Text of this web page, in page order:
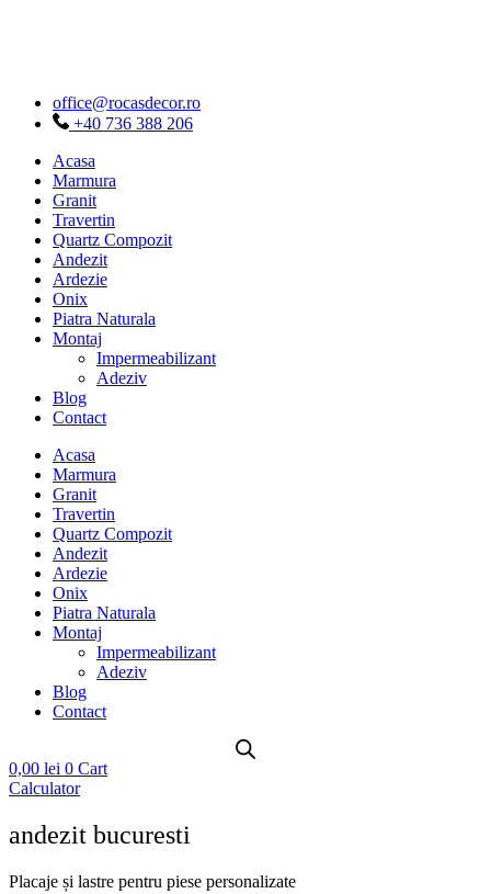
office@rocasdecor.ro
+40 736 388 206
Acasa
Marmura
Granit
Travertin
Quartz Compozit
Andezit
Ardezie
Onix
Piatra Naturala
Montaj
Impermeabilizant
Adeziv
Blog
Contact
Acasa
Marmura
Granit
Travertin
Quartz Compozit
Andezit
Ardezie
Onix
Piatra Naturala
Montaj
Impermeabilizant
Adeziv
Blog
Contact
0,00 lei 0 Cart
Calculator
andezit bucuresti
Placaje și lastre pentru piese personalizate